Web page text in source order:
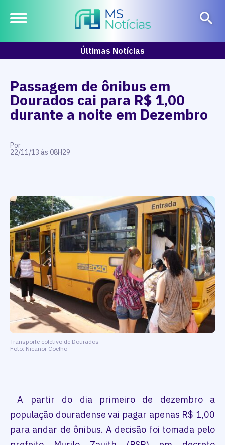
Últimas Notícias
Passagem de ônibus em
Dourados cai para R$ 1,00
durante a noite em Dezembro
Por
22/11/13 às 08H29
Transporte coletivo de Dourados
Foto: Nicanor Coelho
A partir do dia primeiro de dezembro a
população douradense vai pagar apenas R$ 1,00
para andar de ônibus. A decisão foi tomada pelo